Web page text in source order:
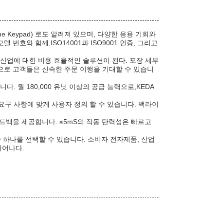
Keypad) 로도 알려져 있으며, 다양한 응용 기회와
번호와 함께,ISO14001과 ISO9001 인증, 그리고
업에 대한 비용 효율적인 솔루션이 된다. 포장 세부
고객들은 신속한 주문 이행을 기대할 수 있습니
다. 월 180,000 유닛 이상의 공급 능력으로,KEDA
사항에 맞게 사용자 정의 할 수 있습니다. 백라이
백을 제공합니다. ≤5mS의 작동 탄력성은 빠르고
나를 선택할 수 있습니다. 소비자 전자제품, 산업
나다.